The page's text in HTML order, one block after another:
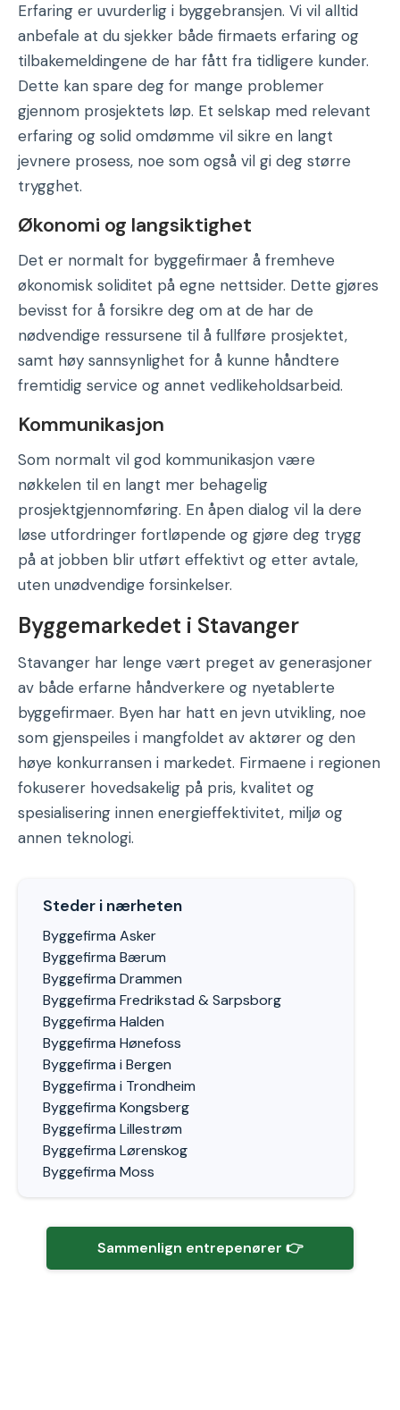
Erfaring er uvurderlig i byggebransjen. Vi vil alltid
anbefale at du sjekker både firmaets erfaring og
tilbakemeldingene de har fått fra tidligere kunder.
Dette kan spare deg for mange problemer
gjennom prosjektets løp. Et selskap med relevant
erfaring og solid omdømme vil sikre en langt
jevnere prosess, noe som også vil gi deg større
trygghet.
Økonomi og langsiktighet
Det er normalt for byggefirmaer å fremheve
økonomisk soliditet på egne nettsider. Dette gjøres
bevisst for å forsikre deg om at de har de
nødvendige ressursene til å fullføre prosjektet,
samt høy sannsynlighet for å kunne håndtere
fremtidig service og annet vedlikeholdsarbeid.
Kommunikasjon
Som normalt vil god kommunikasjon være
nøkkelen til en langt mer behagelig
prosjektgjennomføring. En åpen dialog vil la dere
løse utfordringer fortløpende og gjøre deg trygg
på at jobben blir utført effektivt og etter avtale,
uten unødvendige forsinkelser.
Byggemarkedet i Stavanger
Stavanger har lenge vært preget av generasjoner
av både erfarne håndverkere og nyetablerte
byggefirmaer. Byen har hatt en jevn utvikling, noe
som gjenspeiles i mangfoldet av aktører og den
høye konkurransen i markedet. Firmaene i regionen
fokuserer hovedsakelig på pris, kvalitet og
spesialisering innen energieffektivitet, miljø og
annen teknologi.
Steder i nærheten
Byggefirma Asker
Byggefirma Bærum
Byggefirma Drammen
Byggefirma Fredrikstad & Sarpsborg
Byggefirma Halden
Byggefirma Hønefoss
Byggefirma i Bergen
Byggefirma i Trondheim
Byggefirma Kongsberg
Byggefirma Lillestrøm
Byggefirma Lørenskog
Byggefirma Moss
Sammenlign entrepenører 👉